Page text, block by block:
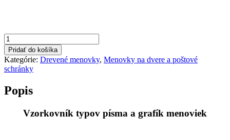
množstvo
menovka
na
dvere
099
Pridať do košíka
Kategórie: Drevené menovky, Menovky na dvere a poštové
schránky
Popis
Vzorkovník typov písma a grafík menoviek